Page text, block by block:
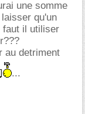
une somme
qu'un
faut il utiliser
au detriment
...